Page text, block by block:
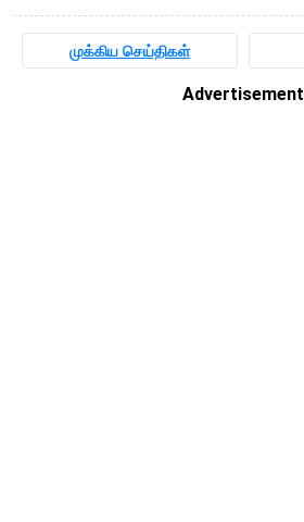
முக்கிய செய்திகள்
Advertisement